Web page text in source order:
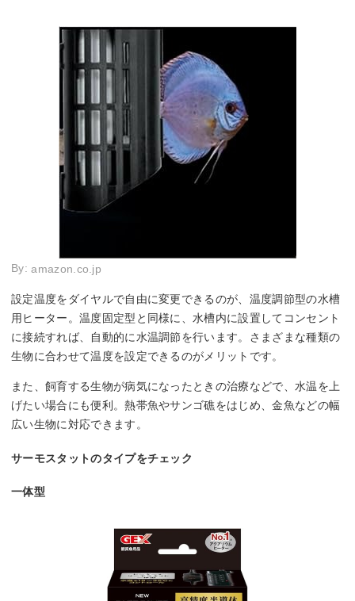
By:amazon.co.jp
設定温度をダイヤルで自由に変更できるのが、温度調節型の水槽
用ヒーター。温度固定型と同様に、水槽内に設置してコンセント
に接続すれば、自動的に水温調節を行います。さまざまな種類の
生物に合わせて温度を設定できるのがメリットです。
また、飼育する生物が病気になったときの治療などで、水温を上
げたい場合にも便利。熱帯魚やサンゴ礁をはじめ、金魚などの幅
広い生物に対応できます。
サーモスタットのタイプをチェック
一体型